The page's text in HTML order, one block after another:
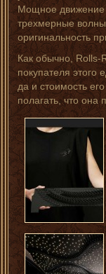
Мощное движение
трехмерные
оригинальность
Как обычно, Rolls-
покупателя этого
да и стоимость
полагать, что она